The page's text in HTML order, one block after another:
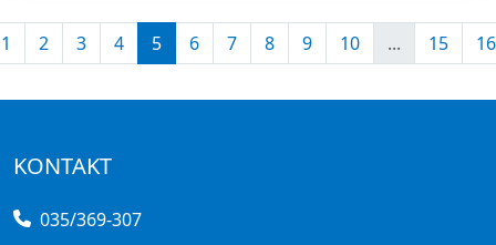
1 2 3 4 5 6 7 8 9 10 ... 15 16
KONTAKT
035/369-307